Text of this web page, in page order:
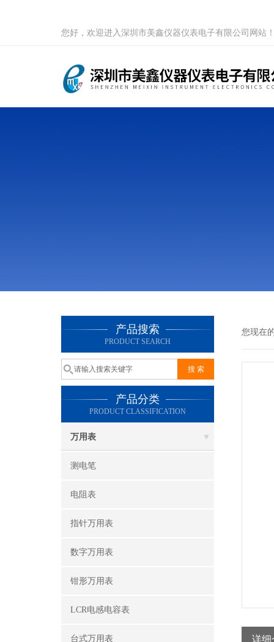
您好，欢迎进入深圳市美鑫仪器仪表电子有限公司网站
产品搜索
PRODUCT SEARCH
产品分类
PRODUCT CLASSIFICATION
万用表
测电笔
电阻表
指针万用表
数字万用表
钳形万用表
LCR电感电容表
台式万用表
您现在
详细